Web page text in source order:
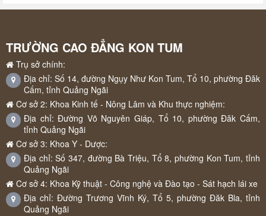
TRƯỜNG CAO ĐẲNG KON TUM
Trụ sở chính:
Địa chỉ: Số 14, đường Ngụy Như Kon Tum, Tổ 10, phường Đăk
Cấm, tỉnh Quảng Ngãi
Cơ sở 2: Khoa Kinh tế - Nông Lâm và Khu thực nghiệm:
Địa chỉ: Đường Võ Nguyên Giáp, Tổ 10, phường Đăk Cấm,
tỉnh Quảng Ngãi
Cơ sở 3: Khoa Y - Dược:
Địa chỉ: Số 347, đường Bà Triệu, Tổ 8, phường Kon Tum, tỉnh
Quảng Ngãi
Cơ sở 4: Khoa Kỹ thuật - Công nghệ và Đào tạo - Sát hạch lái xe
Địa chỉ: Đường Trương Vĩnh Ký, Tổ 5, phường Đăk Bla, tỉnh
Quảng Ngãi